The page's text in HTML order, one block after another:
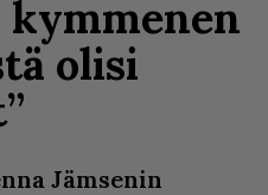
kymmenen
olisi
Jämsenin